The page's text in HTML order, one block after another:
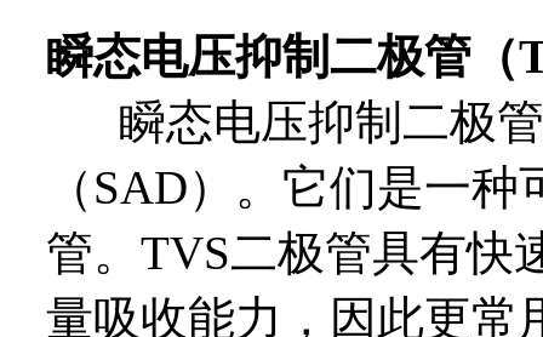
瞬态电压抑制二极管（
瞬态电压抑制二极管
（SAD）。它们是一
管。TVS二极管具有快
量吸收能力，因此更常